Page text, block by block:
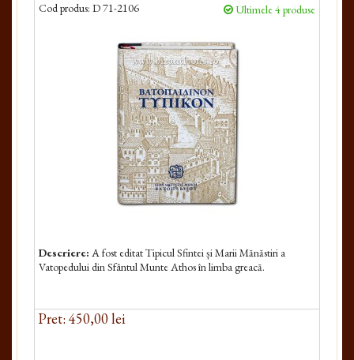
Cod produs: D 71-2106 Ultimele 4 produse
Descriere: Α fost editat Tipicul Sfintei și Marii Mănăstiri a
Vatopedului din Sfântul Munte Athos în limba greacă.
Pret: 450,00 lei